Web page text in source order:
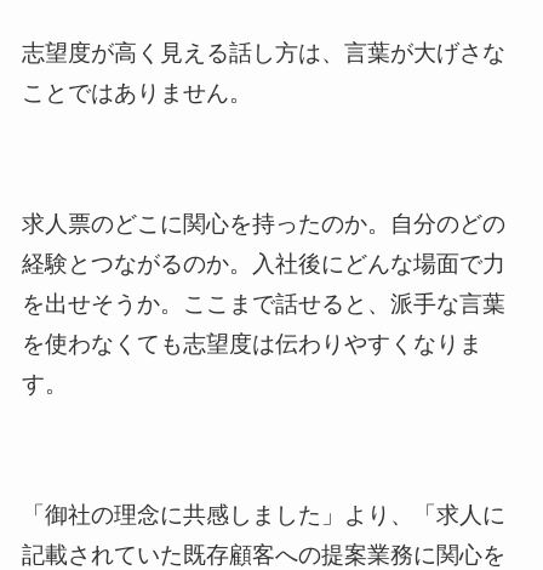
志望度が高く見える話し方は、言葉が大げさな
ことではありません。
求人票のどこに関心を持ったのか。自分のどの
経験とつながるのか。入社後にどんな場面で力
を出せそうか。ここまで話せると、派手な言葉
を使わなくても志望度は伝わりやすくなりま
す。
「御社の理念に共感しました」より、「求人に
記載されていた既存顧客への提案業務に関心を